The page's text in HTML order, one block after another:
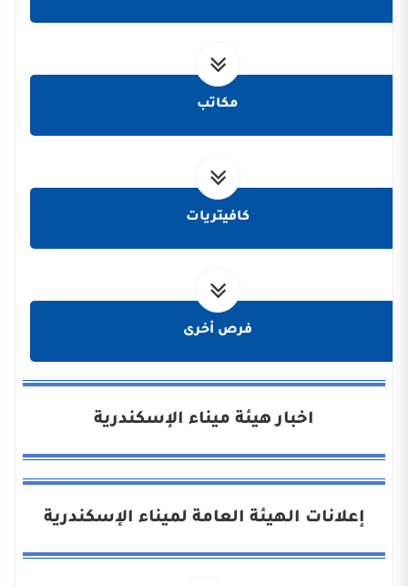
مكاتب
كافيتريات
فرص أخرى
اخبار هيئة ميناء الإسكندرية
إعلانات الهيئة العامة لميناء الإسكندرية